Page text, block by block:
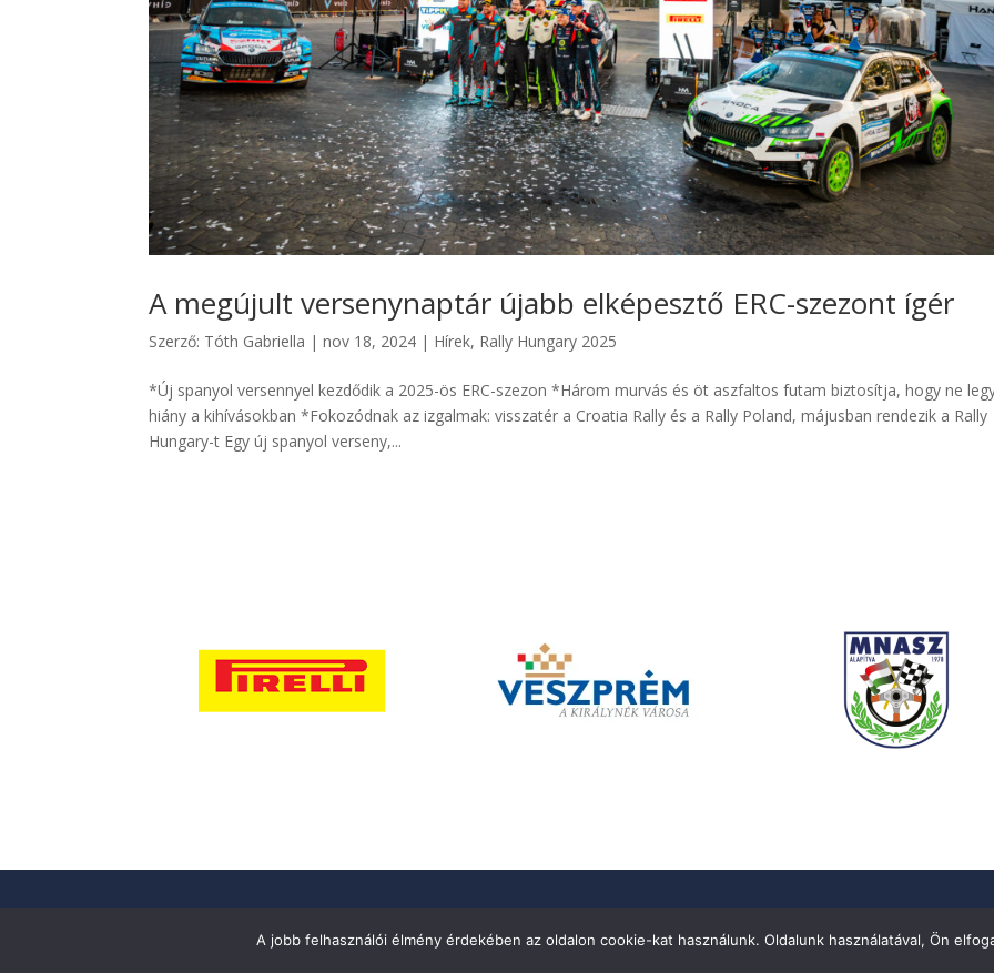
A megújult versenynaptár újabb elképesztő ERC-szezont ígér
Szerző: Tóth Gabriella |nov 18, 2024 | Hírek, Rally Hungary 2025
*Új spanyol versennyel kezdődik a 2025-ös ERC-szezon *Három murvás és öt aszfaltos futam biztosítja, hogy ne
hiány a kihívásokban *Fokozódnak az izgalmak: visszatér a Croatia Rally és a Rally Poland, májusban rendezik a Rally
Hungary-t Egy új spanyol verseny,...
A jobb felhasználói élmény érdekében az oldalon cookie-kat használunk. Oldalunk használatával, Ön